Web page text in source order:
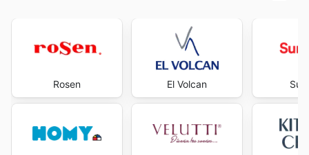
Rosen El Volcan